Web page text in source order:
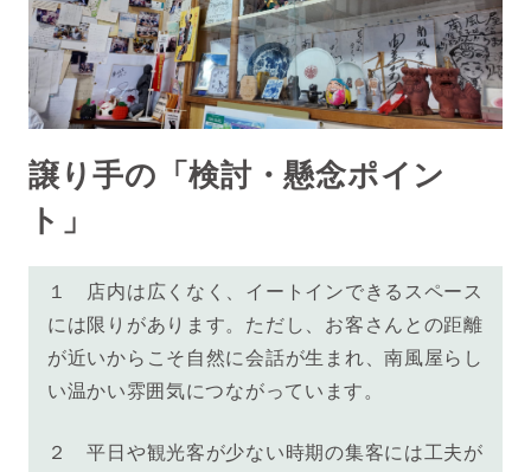
譲り手の「検討・懸念ポイン
ト」
１ 店内は広くなく、イートインできるスペース
には限りがあります。ただし、お客さんとの距離
が近いからこそ自然に会話が生まれ、南風屋らし
い温かい雰囲気につながっています。
２ 平日や観光客が少ない時期の集客には工夫が